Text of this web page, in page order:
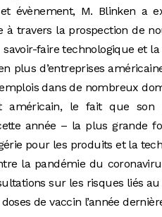
évènement, M. Blinken a
à travers la prospection de
faire technologique et
plus d’entreprises
dans de nombreux
américain, le fait que son
année – la plus grande
pour les produits et la
la pandémie du
sur les risques liés
de vaccin l’année